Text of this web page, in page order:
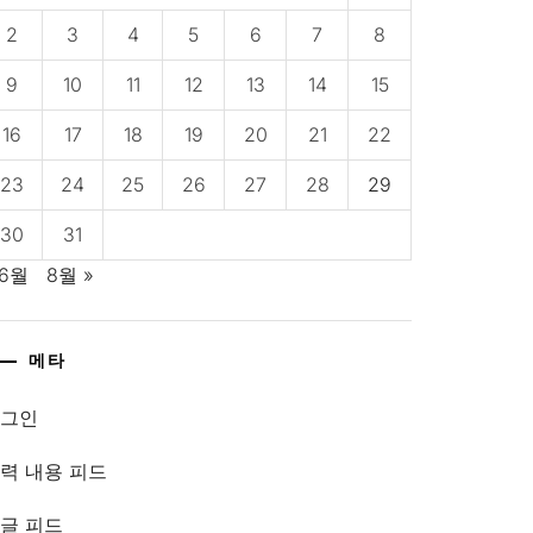
2 3 4 5 6 7 8
9 10 11 12 13 14 15
16 17 18 19 20 21 22
23 24 25 26 27 28 29
30
31
월
8월 »
메타
인
내용 피드
피드